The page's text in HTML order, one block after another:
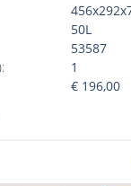
50L
53587
1
€ 196,00